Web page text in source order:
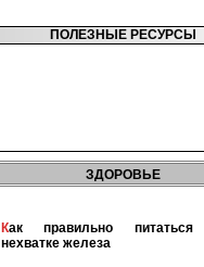
ПОЛЕЗНЫЕ РЕСУРСЫ
ЗДОРОВЬЕ
Как правильно питаться при
нехватке железа